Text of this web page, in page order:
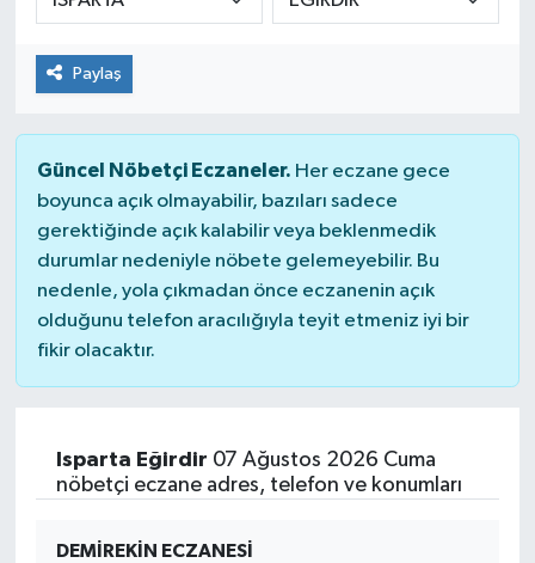
Paylaş
Güncel Nöbetçi Eczaneler. Her eczane gece
boyunca açık olmayabilir, bazıları sadece
gerektiğinde açık kalabilir veya beklenmedik
durumlar nedeniyle nöbete gelemeyebilir. Bu
nedenle, yola çıkmadan önce eczanenin açık
olduğunu telefon aracılığıyla teyit etmeniz iyi bir
fikir olacaktır.
Isparta Eğirdir 07 Ağustos 2026 Cuma
nöbetçi eczane adres, telefon ve konumları
DEMİREKİN ECZANESİ